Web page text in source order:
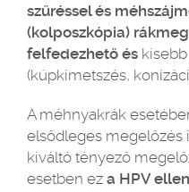
szűréssel és
(kolposzkópia)
felfedezhető és
(kúpkimetszés,
A méhnyakrák
elsődleges megelőzés
kiváltó tényező
esetben ez a HPV